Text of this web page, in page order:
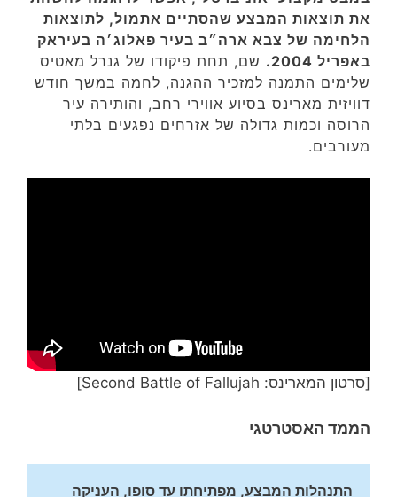
את תוצאות המבצע שהסתיים אתמול, לתוצאות
הלחימה של צבא ארה״ב בעיר פאלוג׳ה בעיראק
באפריל 2004.
שם, תחת פיקודו של גנרל מאטיס
שלימים התמנה למזכיר ההגנה, לחמה במשך חודש
דוויזית מארינס בסיוע אווירי רחב, והותירה עיר
הרוסה וכמות גדולה של אזרחים נפגעים בלתי
מעורבים.
[סרטון המארינס: Second Battle of Fallujah]
הממד האסטרטגי